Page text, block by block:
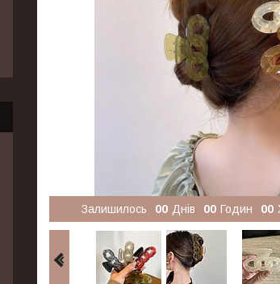
Залишилось 00 Днів 00 Годин 00